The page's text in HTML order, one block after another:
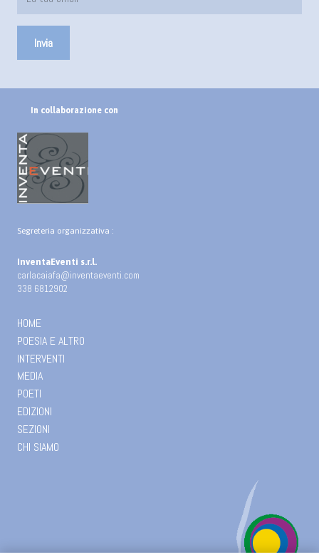
In collaborazione con
Segreteria organizzativa :
InventaEventi s.r.l.
carlacaiafa@inventaeventi.com
338 6812902
HOME
POESIA E ALTRO
INTERVENTI
MEDIA
POETI
EDIZIONI
SEZIONI
CHI SIAMO